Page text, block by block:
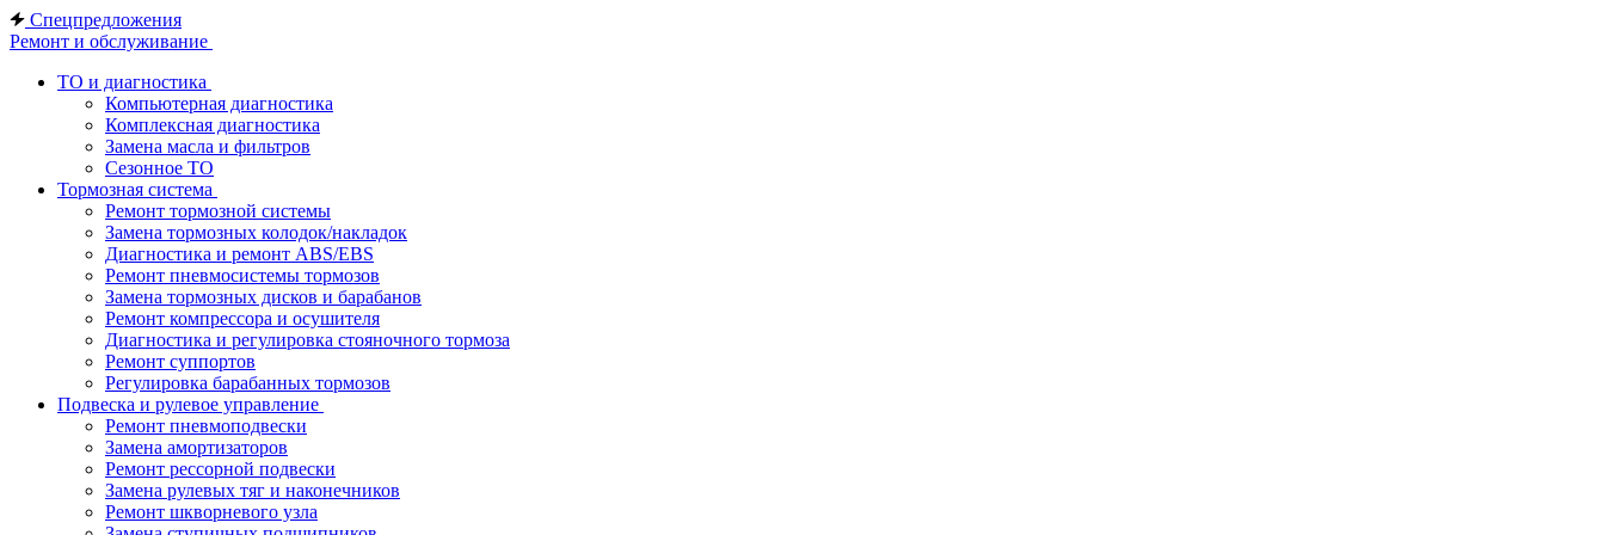
Спецпредложения
Ремонт и обслуживание
ТО и диагностика
Компьютерная диагностика
Комплексная диагностика
Замена масла и фильтров
Сезонное ТО
Тормозная система
Ремонт тормозной системы
Замена тормозных колодок/накладок
Диагностика и ремонт ABS/EBS
Ремонт пневмосистемы тормозов
Замена тормозных дисков и барабанов
Ремонт компрессора и осушителя
Диагностика и регулировка стояночного тормоза
Ремонт суппортов
Регулировка барабанных тормозов
Подвеска и рулевое управление
Ремонт пневмоподвески
Замена амортизаторов
Ремонт рессорной подвески
Замена рулевых тяг и наконечников
Ремонт шкворневого узла